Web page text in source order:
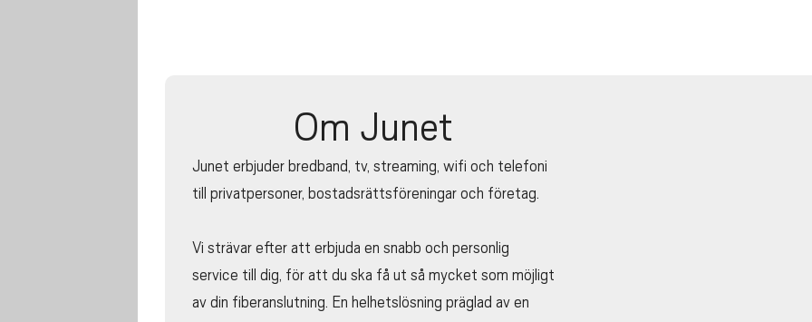
Om Junet
Junet erbjuder bredband, tv, streaming, wifi och telefoni
till privatpersoner, bostadsrättsföreningar och företag.
Vi strävar efter att erbjuda en snabb och personlig
service till dig, för att du ska få ut så mycket som möjligt
av din fiberanslutning. En helhetslösning präglad av en